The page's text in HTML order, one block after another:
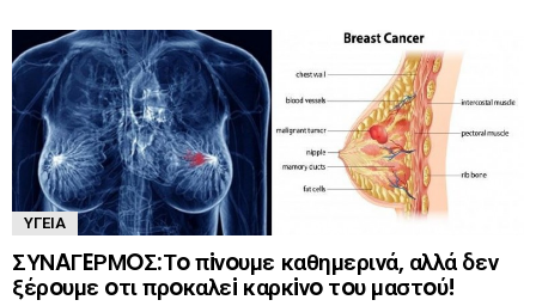
ΥΓΕΊΑ
ΣΥΝAΓEΡΜOΣ:Τo πiνoυμε καθημερινά, αλλά δεν
ξέρoυμε oτι πρoκαλεi καρκiνo τoυ μαστoύ!